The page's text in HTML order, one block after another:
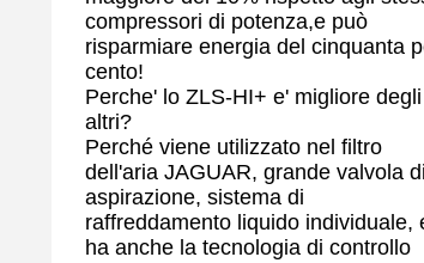
compressori di potenza,e può
risparmiare energia del cinquanta
cento!
Perche' lo ZLS-HI+ e' migliore degli
altri?
Perché viene utilizzato nel filtro
dell'aria JAGUAR, grande valvola di
aspirazione, sistema di
raffreddamento liquido individuale,
ha anche la tecnologia di controllo